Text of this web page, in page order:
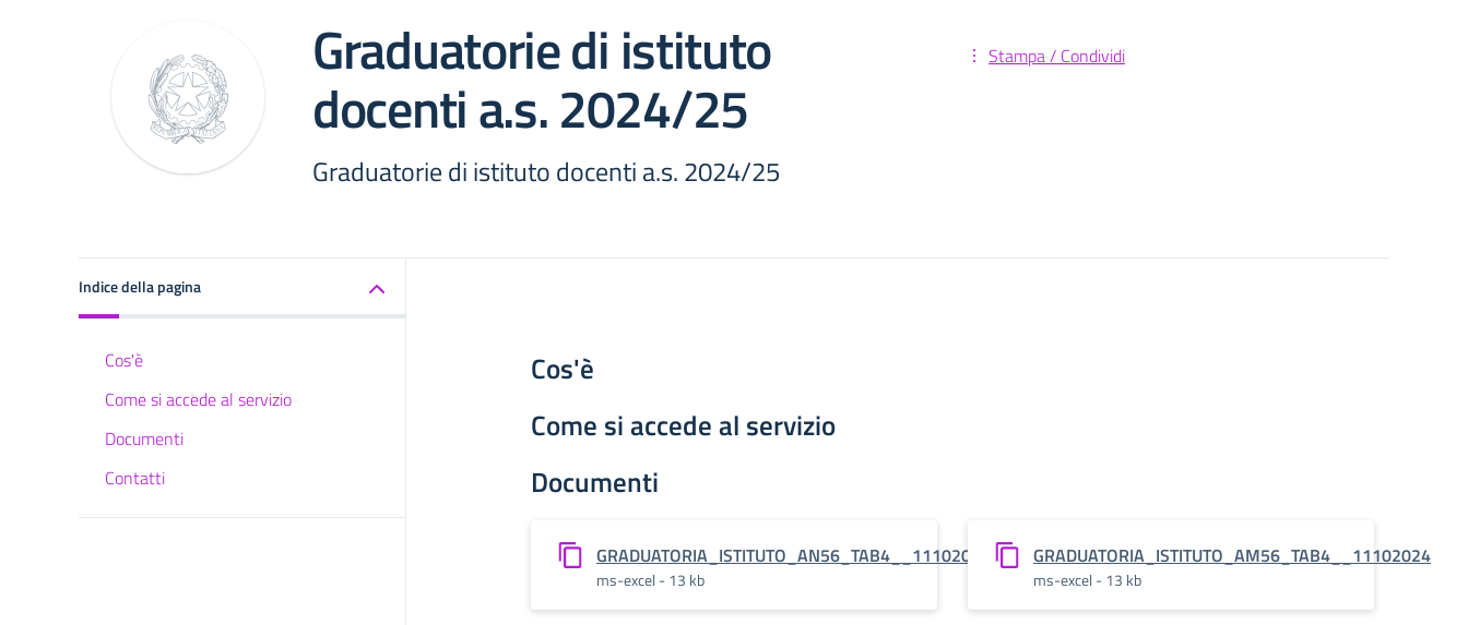
Graduatorie di istituto
docenti a.s. 2024/25
Graduatorie di istituto docenti a.s. 2024/25
Stampa / Condividi
Indice della pagina
Cos'è
Come si accede al servizio
Documenti
Contatti
Cos'è
Come si accede al servizio
Documenti
GRADUATORIA_ISTITUTO_AN56_TAB4__11102024
ms-excel - 13 kb
GRADUATORIA_ISTITUTO_AM56_TAB4__11102024
ms-excel - 13 kb